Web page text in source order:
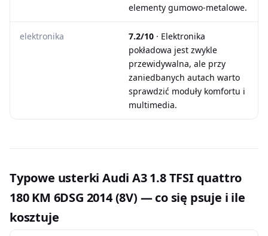
elementy gumowo-metalowe.
elektronika 7.2/10 · Elektronika
pokładowa jest zwykle
przewidywalna, ale przy
zaniedbanych autach warto
sprawdzić moduły komfortu i
multimedia.
Typowe usterki Audi A3 1.8 TFSI quattro
180 KM 6DSG 2014 (8V) — co się psuje i ile
kosztuje